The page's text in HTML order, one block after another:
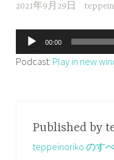
2021年9月29日
声
プ
00:00
Podcast: Play in new
Published by
teppeinoriko のす